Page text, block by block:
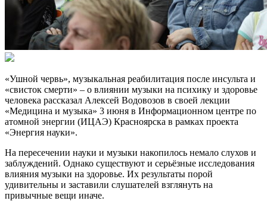
«Ушной червь», музыкальная реабилитация после инсульта и
«свисток смерти» – о влиянии музыки на психику и здоровье
человека рассказал Алексей Водовозов в своей лекции
«Медицина и музыка» 3 июня в Информационном центре по
атомной энергии (ИЦАЭ) Красноярска в рамках проекта
«Энергия науки».
На пересечении науки и музыки накопилось немало слухов и
заблуждений. Однако существуют и серьёзные исследования
влияния музыки на здоровье. Их результаты порой
удивительны и заставили слушателей взглянуть на
привычные вещи иначе.